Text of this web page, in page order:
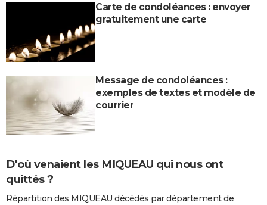
Carte de condoléances : envoyer
gratuitement une carte
Message de condoléances :
exemples de textes et modèle de
courrier
D'où venaient les MIQUEAU qui nous ont
quittés ?
Répartition des MIQUEAU décédés par département de